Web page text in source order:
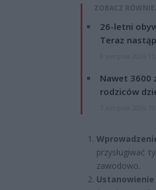
ZOBACZ
26-letni
Teraz
Nawet 3600
rodziców
przysługiwać
zawodowo.